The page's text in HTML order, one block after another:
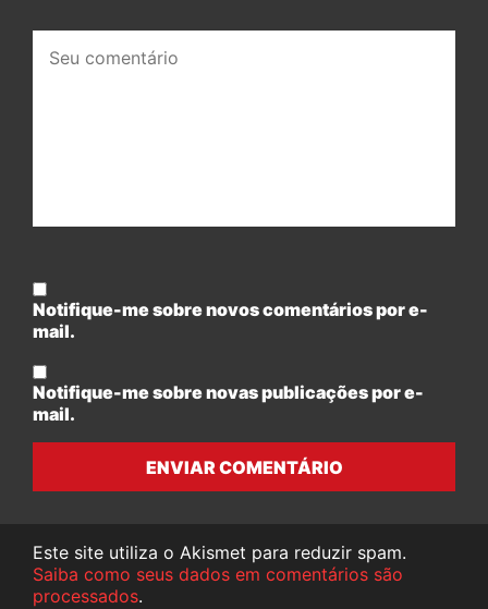
comentário:
Notifique-me sobre novos comentários por e-
mail.
Notifique-me sobre novas publicações por e-
mail.
ENVIAR COMENTÁRIO
Este site utiliza o Akismet para reduzir spam.
Saiba como seus dados em comentários são
processados.